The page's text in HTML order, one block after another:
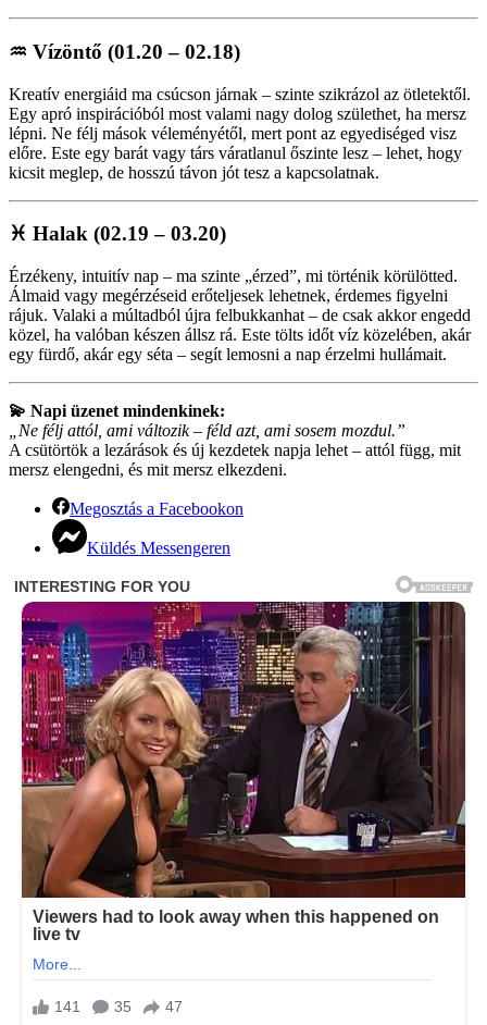
♒ Vízöntő (01.20 – 02.18)
Kreatív energiáid ma csúcson járnak – szinte szikrázol az ötletektől.
Egy apró inspirációból most valami nagy dolog születhet, ha mersz
lépni. Ne félj mások véleményétől, mert pont az egyediséged visz
előre. Este egy barát vagy társ váratlanul őszinte lesz – lehet, hogy
kicsit meglep, de hosszú távon jót tesz a kapcsolatnak.
♓ Halak (02.19 – 03.20)
Érzékeny, intuitív nap – ma szinte „érzed”, mi történik körülötted.
Álmaid vagy megérzéseid erőteljesek lehetnek, érdemes figyelni
rájuk. Valaki a múltadból újra felbukkanhat – de csak akkor engedd
közel, ha valóban készen állsz rá. Este tölts időt víz közelében, akár
egy fürdő, akár egy séta – segít lemosni a nap érzelmi hullámait.
💫 Napi üzenet mindenkinek:
„Ne félj attól, ami változik – féld azt, ami sosem mozdul.”
A csütörtök a lezárások és új kezdetek napja lehet – attól függ, mit
mersz elengedni, és mit mersz elkezdeni.
Megosztás a Facebookon
Küldés Messengeren